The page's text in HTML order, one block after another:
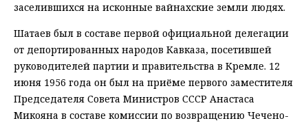
заселившихся на исконные вайнахские земли людях.
Шатаев был в составе первой официальной делегации
от депортированных народов Кавказа, посетившей
руководителей партии и правительства в Кремле. 12
июня 1956 года он был на приёме первого заместителя
Председателя Совета Министров СССР Анастаса
Микояна в составе комиссии по возвращению Чечено-